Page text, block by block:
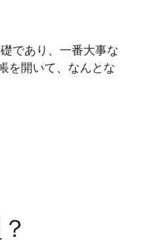
であり、一番大事な
を開いて、なんとな